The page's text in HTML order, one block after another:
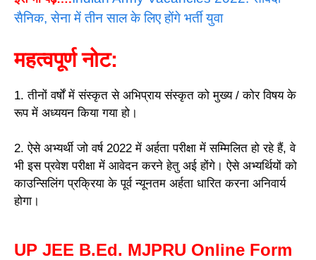
सैनिक, सेना में तीन साल के लिए होंगे भर्ती युवा
महत्वपूर्ण नोट:
1. तीनों वर्षों में संस्कृत से अभिप्राय संस्कृत को मुख्य / कोर विषय के
रूप में अध्ययन किया गया हो।
2. ऐसे अभ्यर्थी जो वर्ष 2022 में अर्हता परीक्षा में सम्मिलित हो रहे हैं, वे
भी इस प्रवेश परीक्षा में आवेदन करने हेतु अई होंगे। ऐसे अभ्यर्थियों को
काउन्सिलिंग प्रक्रिया के पूर्व न्यूनतम अर्हता धारित करना अनिवार्य
होगा।
UP JEE B.Ed. MJPRU Online Form